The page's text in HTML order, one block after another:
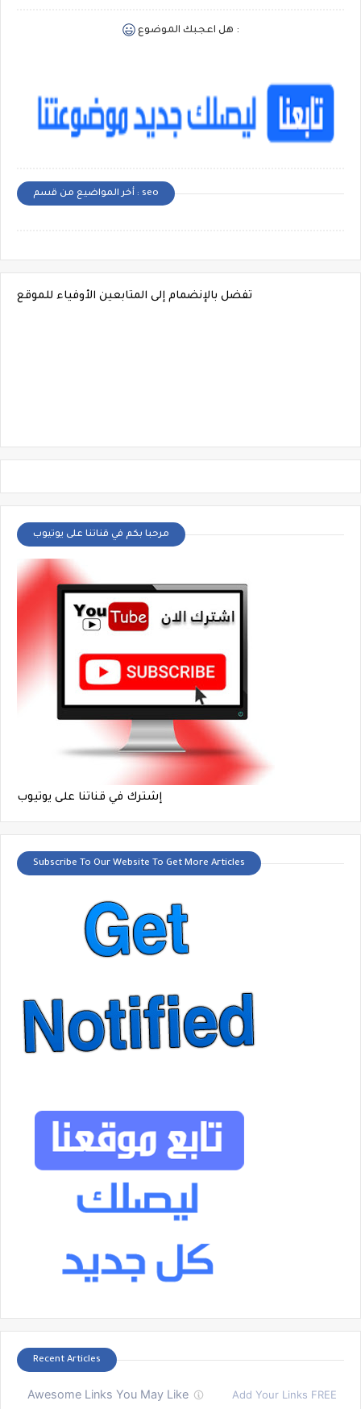
هل اعجبك الموضوع :
أخر المواضيع من قسم : seo
تفضل بالإنضمام إلى المتابعين الأوفياء للموقع
مرحبا بكم في قناتنا على يوتيوب
إشترك في قناتنا على يوتيوب
Subscribe To Our Website To Get More Articles
Recent Articles